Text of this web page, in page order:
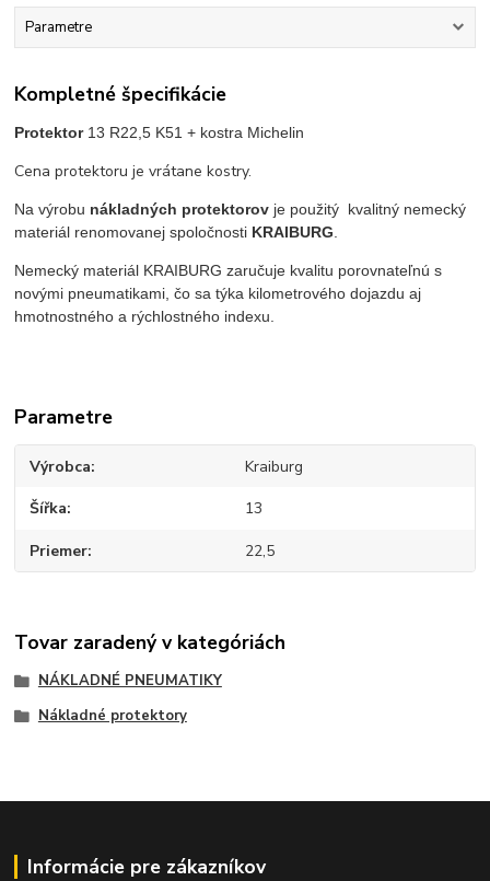
Parametre
Kompletné špecifikácie
Protektor13 R22,5 K51 + kostra Michelin
Cena protektoru je vrátane kostry.
Na výrobu nákladných protektorov je použitý kvalitný nemecký
materiál renomovanej spoločnosti KRAIBURG
Nemecký materiál KRAIBURG zaručuje kvalitu porovnateľnú s
novými pneumatikami, čo sa týka kilometrového dojazdu aj
hmotnostného a rýchlostného indexu.
Parametre
Výrobca Kraiburg
Šířka 13
Priemer 22,5
Tovar zaradený v kategóriách
NÁKLADNÉ PNEUMATIKY
Nákladné protektory
Informácie pre zákazníkov